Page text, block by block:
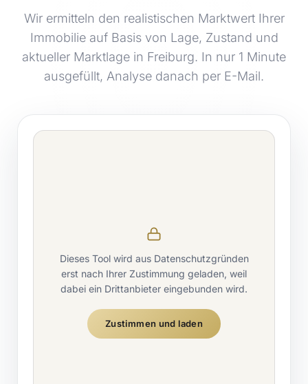
Wir ermitteln den realistischen Marktwert Ihrer
Immobilie auf Basis von Lage, Zustand und
aktueller Marktlage in Freiburg. In nur 1 Minute
ausgefüllt, Analyse danach per E-Mail.
Dieses Tool wird aus Datenschutzgründen
erst nach Ihrer Zustimmung geladen, weil
dabei ein Drittanbieter eingebunden wird.
Zustimmen und laden